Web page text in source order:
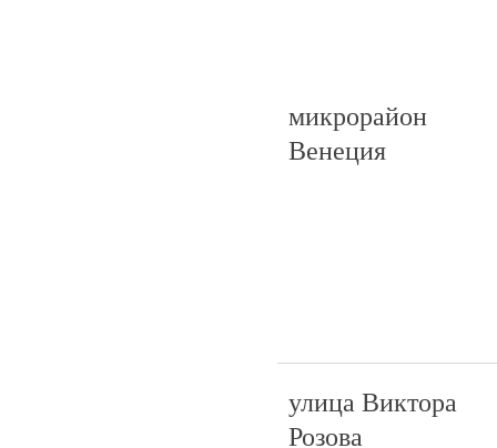
микрорайон
Венеция
улица Виктора
Розова